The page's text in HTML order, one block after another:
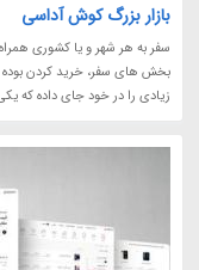
بازار بزرگ کوش آداسی
سفر به هر شهر و یا کشوری
بخش های سفر، خرید کردن
زیادی را در خود جای داده که